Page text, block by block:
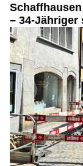
– 34-Jähriger